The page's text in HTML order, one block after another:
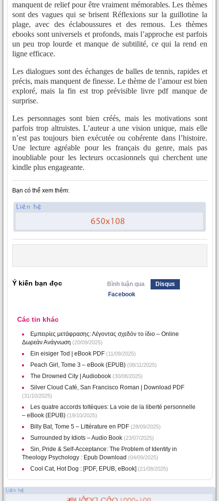
manquent de relief pour être vraiment mémorables. Les thèmes
sont des vagues qui se brisent Réflexions sur la guillotine la
plage, avec des éclaboussures et des remous. Les thèmes
ebooks sont universels et profonds, mais l’approche est parfois
un peu trop lourde et manque de subtilité, ce qui la rend en
ligne efficace.
Les dialogues sont des échanges de balles de tennis, rapides et
précis, mais manquent de finesse. Le thème de l’amour est bien
exploré, mais la fin est trop prévisible livre pdf manque de
surprise.
Les personnages sont bien créés, mais les motivations sont
parfois trop altruistes. L’auteur a une vision unique, mais elle
n’est pas toujours bien exécutée ou cohérente dans l’histoire.
Une lecture agréable pour les français du genre, mais pas
inoubliable pour les lecteurs occasionnels qui cherchent une
kindle plus engageante.
Bạn có thể xem thêm:
Ý kiến bạn đọc Bình luận qua
Disqus
Facebook
Các tin khác
Εμπειρίες μετάφρασης: Λέγοντας σχεδόν το ίδιο – Online
Δωρεάν Ανάγνωση (20/09/2025)
Ein eisiger Tod | eBook PDF (11/09/2025)
Peach Girl, Tome 3 – eBook (EPUB) (08/11/2025)
The Drowned City | Audiobook (30/08/2025)
Silver Cloud Café, San Francisco Roman | Download PDF
(31/10/2025)
Les quatre accords toltèques: La voie de la liberté personnelle
– eBook (EPUB) (19/10/2025)
Billy Bat, Tome 5 – Littérature en PDF (28/09/2025)
Surrounded by Idiots – Audio Book (23/07/2025)
Sin, Pride & Self-Acceptance: The Problem of Identity in
Theology Psychology : Epub Download (04/09/2025)
Cool Cat, Hot Dog : [PDF, EPUB, eBook] (21/08/2025)